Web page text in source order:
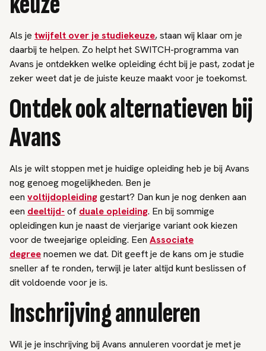
Als je twijfelt over je studiekeuze, staan wij klaar om je
daarbij te helpen. Zo helpt het SWITCH-programma van
Avans je ontdekken welke opleiding écht bij je past, zodat je
zeker weet dat je de juiste keuze maakt voor je toekomst.
Ontdek ook alternatieven bij
Avans
Als je wilt stoppen met je huidige opleiding heb je bij Avans
nog genoeg mogelijkheden. Ben je
een voltijdopleidinggestart? Dan kun je nog denken aan
een deeltijd- of duale opleiding. En bij sommige
opleidingen kun je naast de vierjarige variant ook kiezen
voor de tweejarige opleiding. Een Associate
degreenoemen we dat. Dit geeft je de kans om je studie
sneller af te ronden, terwijl je later altijd kunt beslissen of
dit voldoende voor je is.
Inschrijving annuleren
Wil je je inschrijving bij Avans annuleren voordat je met je